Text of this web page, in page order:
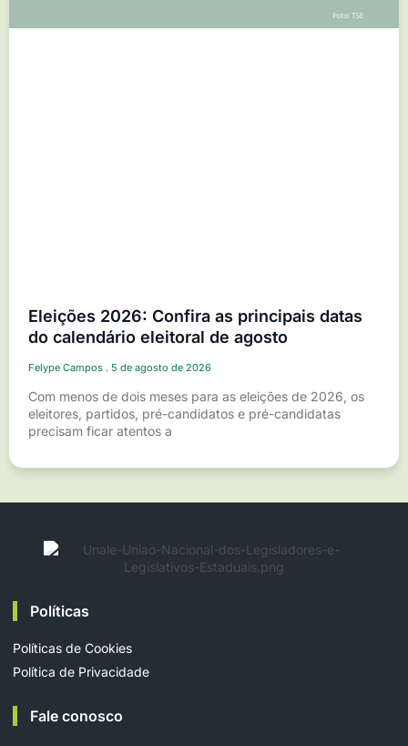
Eleições 2026: Confira as principais datas
do calendário eleitoral de agosto
Felype Campos 5 de agosto de 2026
Com menos de dois meses para as eleições de 2026, os
eleitores, partidos, pré-candidatos e pré-candidatas
precisam ficar atentos a
Políticas
Políticas de Cookies
Política de Privacidade
Fale conosco